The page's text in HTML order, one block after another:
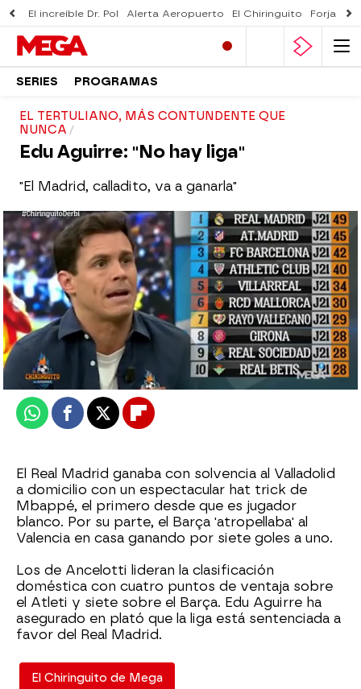
El increíble Dr. Pol Alerta Aeropuerto El Chiringuito Forjado
SERIES PROGRAMAS
EL TERTULIANO, MÁS CONTUNDENTE QUE
NUNCA
Edu Aguirre: "No hay liga"
"El Madrid, calladito, va a ganarla"
El Chiringuito
Publicado: 27 de enero de 2025, 01:30
WhatsappFacebook
X Flipboard
El Real Madrid ganaba con solvencia al Valladolid
a domicilio con un espectacular hat trick de
Mbappé, el primero desde que es jugador
blanco. Por su parte, el Barça 'atropellaba' al
Valencia en casa ganando por siete goles a uno.
Los de Ancelotti lideran la clasificación
doméstica con cuatro puntos de ventaja sobre
el Atleti y siete sobre el Barça. Edu Aguirre ha
asegurado en plató que la liga está sentenciada a
favor del Real Madrid.
El Chiringuito de Mega